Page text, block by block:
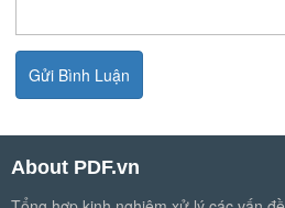
About PDF.vn